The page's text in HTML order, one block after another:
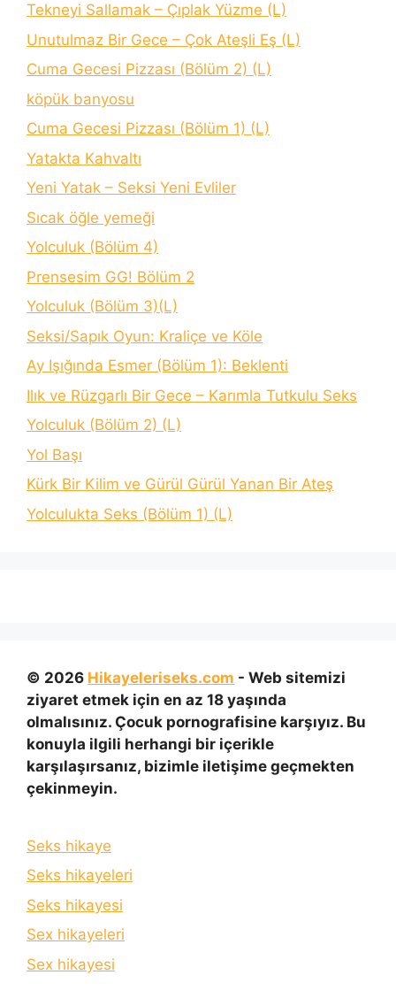
Tekneyi Sallamak – Çıplak Yüzme (L)
Unutulmaz Bir Gece – Çok Ateşli Eş (L)
Cuma Gecesi Pizzası (Bölüm 2) (L)
köpük banyosu
Cuma Gecesi Pizzası (Bölüm 1) (L)
Yatakta Kahvaltı
Yeni Yatak – Seksi Yeni Evliler
Sıcak öğle yemeği
Yolculuk (Bölüm 4)
Prensesim GG! Bölüm 2
Yolculuk (Bölüm 3)(L)
Seksi/Sapık Oyun: Kraliçe ve Köle
Ay Işığında Esmer (Bölüm 1): Beklenti
Ilık ve Rüzgarlı Bir Gece – Karımla Tutkulu Seks
Yolculuk (Bölüm 2) (L)
Yol Başı
Kürk Bir Kilim ve Gürül Gürül Yanan Bir Ateş
Yolculukta Seks (Bölüm 1) (L)
© 2026 Hikayeleriseks.com - Web sitemizi
ziyaret etmek için en az 18 yaşında
olmalısınız. Çocuk pornografisine karşıyız. Bu
konuyla ilgili herhangi bir içerikle
karşılaşırsanız, bizimle iletişime geçmekten
çekinmeyin.
Seks hikaye
Seks hikayeleri
Seks hikayesi
Sex hikayeleri
Sex hikayesi